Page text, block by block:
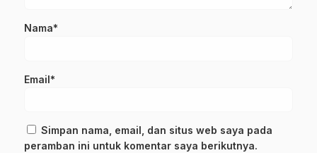
Nama*
Email*
Simpan nama, email, dan situs web saya pada
peramban ini untuk komentar saya berikutnya.